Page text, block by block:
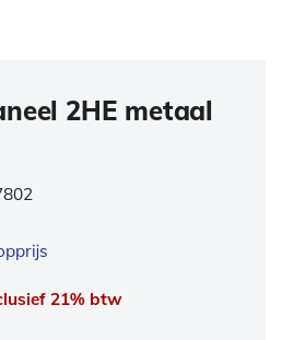
2HE metaal
21% btw